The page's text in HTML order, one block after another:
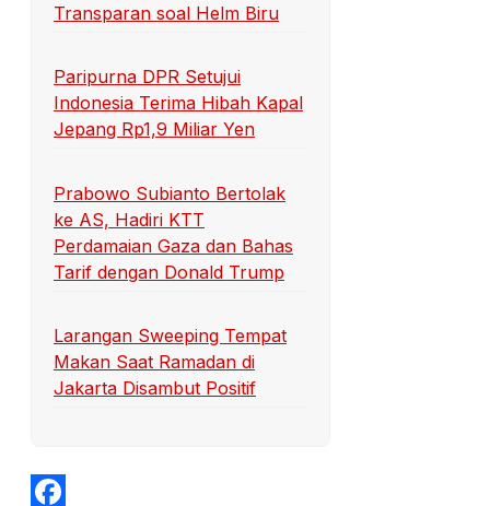
Transparan soal Helm Biru
Paripurna DPR Setujui
Indonesia Terima Hibah Kapal
Jepang Rp1,9 Miliar Yen
Prabowo Subianto Bertolak
ke AS, Hadiri KTT
Perdamaian Gaza dan Bahas
Tarif dengan Donald Trump
Larangan Sweeping Tempat
Makan Saat Ramadan di
Jakarta Disambut Positif